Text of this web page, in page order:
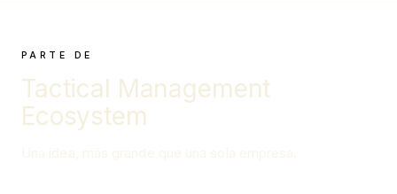
PARTE DE
Tactical Management
Ecosystem